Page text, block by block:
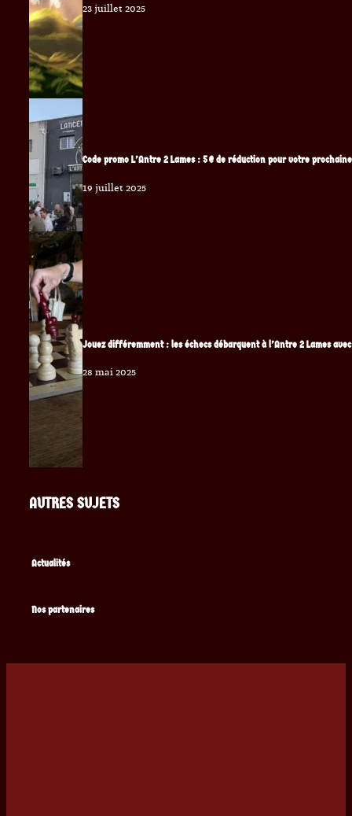
23 juillet 2025
Code promo L’Antre 2 Lames : 5 € de réduction pour votre
19 juillet 2025
Jouez différemment : les échecs débarquent à l’Antre 2 Lames
28 mai 2025
AUTRES SUJETS
Actualités
Nos partenaires